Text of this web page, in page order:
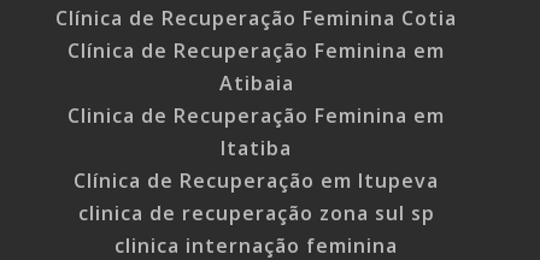
Clínica de Recuperação Feminina Cotia
Clínica de Recuperação Feminina em
Atibaia
Clinica de Recuperação Feminina em
Itatiba
Clínica de Recuperação em Itupeva
clinica de recuperação zona sul sp
clinica internação feminina